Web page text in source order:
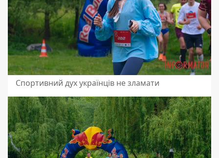
Спортивний дух українців не зламати